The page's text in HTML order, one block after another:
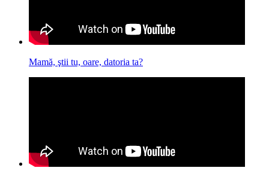
Mamă, ştii tu, oare, datoria ta?